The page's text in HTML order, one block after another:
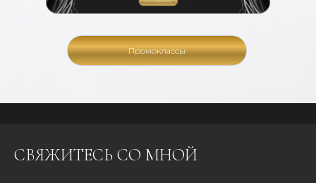
Промоклассы
СВЯЖИТЕСЬ СО МНОЙ